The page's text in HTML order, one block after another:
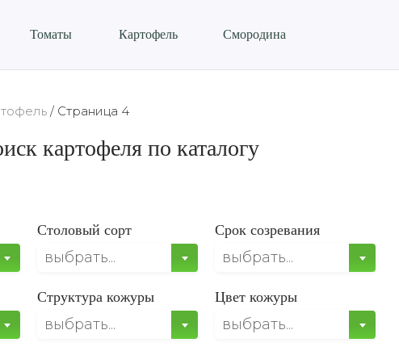
Томаты Картофель Смородина
/ Страница 4
картофеля по каталогу
Столовый сорт
выбрать...
Срок созревания
выбрать...
Структура кожуры
выбрать...
Цвет кожуры
выбрать...